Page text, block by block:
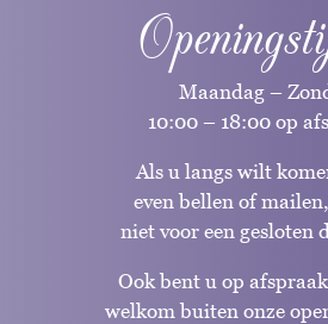
Maandag –
10:00 – 18:00 op
Als u langs wilt
even bellen of
niet voor een gesloten
Ook bent u op
welkom buiten onze